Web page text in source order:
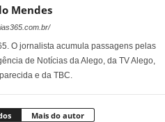
Mendes
O jornalista acumula passagens pelas
de Notícias da Alego, da TV Alego,
e da TBC.
Mais do autor